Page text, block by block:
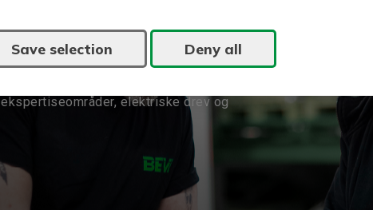
Save selection Deny all
elektriske drev og